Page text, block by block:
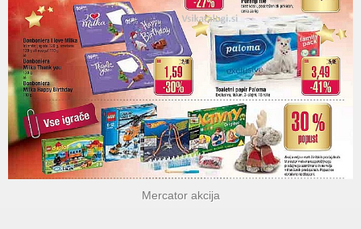
Mercator akcija